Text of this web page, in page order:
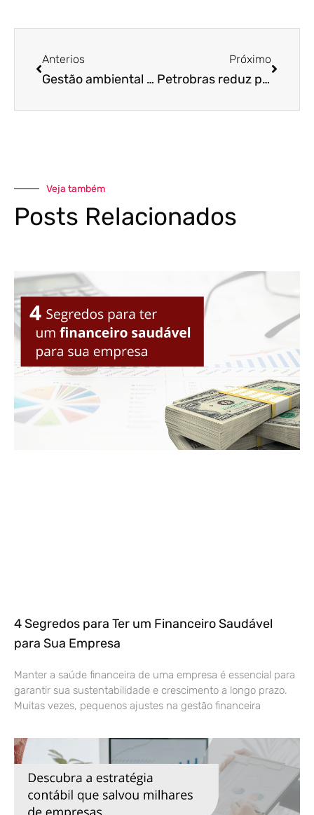
Anterios
Gestão ambiental para posto de combustível: 3 passos para implementar de maneira eficaz
Próximo
Petrobras reduz preços da gasolina em 2,3% e do diesel em 3,6%
Veja também
Posts Relacionados
4 Segredos para Ter um Financeiro Saudável
para Sua Empresa
Manter a saúde financeira de uma empresa é essencial para
garantir sua sustentabilidade e crescimento a longo prazo.
Muitas vezes, pequenos ajustes na gestão financeira